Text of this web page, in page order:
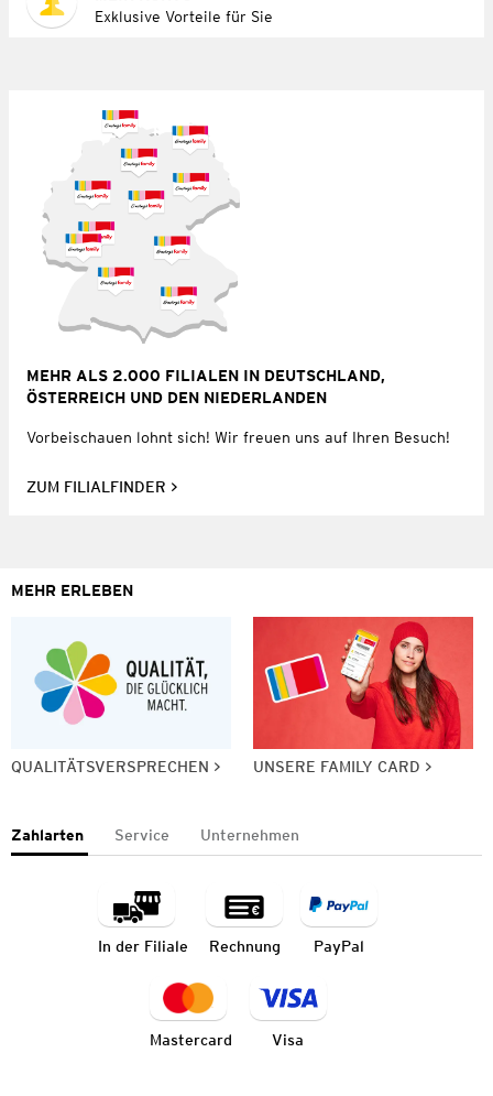
Exklusive Vorteile für Sie
MEHR ALS 2.000 FILIALEN IN DEUTSCHLAND,
ÖSTERREICH UND DEN NIEDERLANDEN
Vorbeischauen lohnt sich! Wir freuen uns auf Ihren Besuch!
ZUM FILIALFINDER
MEHR ERLEBEN
QUALITÄTSVERSPRECHEN UNSERE FAMILY CARD
Zahlarten Service Unternehmen
In der Filiale Rechnung PayPal
Mastercard Visa